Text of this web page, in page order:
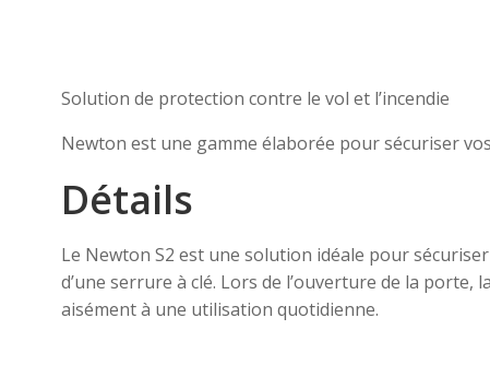
Solution de protection contre le vol et l’incendie
Newton est une gamme élaborée pour sécuriser
Détails
Le Newton S2 est une solution idéale pour
d’une serrure à clé. Lors de l’ouverture de la
aisément à une utilisation quotidienne.